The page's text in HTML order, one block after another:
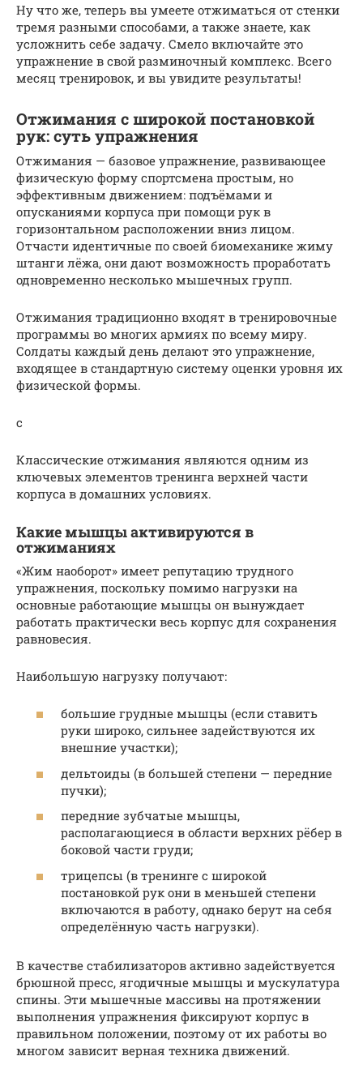
Ну что же, теперь вы умеете отжиматься от стенки
тремя разными способами, а также знаете, как
усложнить себе задачу. Смело включайте это
упражнение в свой разминочный комплекс. Всего
месяц тренировок, и вы увидите результаты!
Отжимания с широкой постановкой
рук: суть упражнения
Отжимания — базовое упражнение, развивающее
физическую форму спортсмена простым, но
эффективным движением: подъёмами и
опусканиями корпуса при помощи рук в
горизонтальном расположении вниз лицом.
Отчасти идентичные по своей биомеханике жиму
штанги лёжа, они дают возможность проработать
одновременно несколько мышечных групп.
Отжимания традиционно входят в тренировочные
программы во многих армиях по всему миру.
Солдаты каждый день делают это упражнение,
входящее в стандартную систему оценки уровня их
физической формы.
с
Классические отжимания являются одним из
ключевых элементов тренинга верхней части
корпуса в домашних условиях.
Какие мышцы активируются в
отжиманиях
«Жим наоборот» имеет репутацию трудного
упражнения, поскольку помимо нагрузки на
основные работающие мышцы он вынуждает
работать практически весь корпус для сохранения
равновесия.
Наибольшую нагрузку получают:
большие грудные мышцы (если ставить
руки широко, сильнее задействуются их
внешние участки);
дельтоиды (в большей степени — передние
пучки);
передние зубчатые мышцы,
располагающиеся в области верхних рёбер в
боковой части груди;
трицепсы (в тренинге с широкой
постановкой рук они в меньшей степени
включаются в работу, однако берут на себя
определённую часть нагрузки).
В качестве стабилизаторов активно задействуется
брюшной пресс, ягодичные мышцы и мускулатура
спины. Эти мышечные массивы на протяжении
выполнения упражнения фиксируют корпус в
правильном положении, поэтому от их работы во
многом зависит верная техника движений.